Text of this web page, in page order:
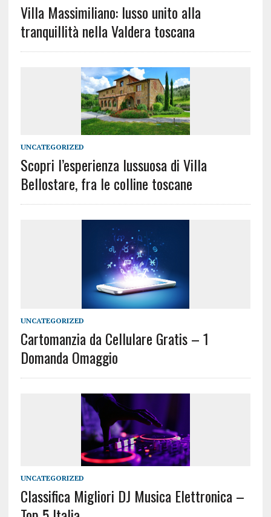
Villa Massimiliano: lusso unito alla
tranquillità nella Valdera toscana
UNCATEGORIZED
Scopri l’esperienza lussuosa di Villa
Bellostare, fra le colline toscane
UNCATEGORIZED
Cartomanzia da Cellulare Gratis – 1
Domanda Omaggio
UNCATEGORIZED
Classifica Migliori DJ Musica Elettronica –